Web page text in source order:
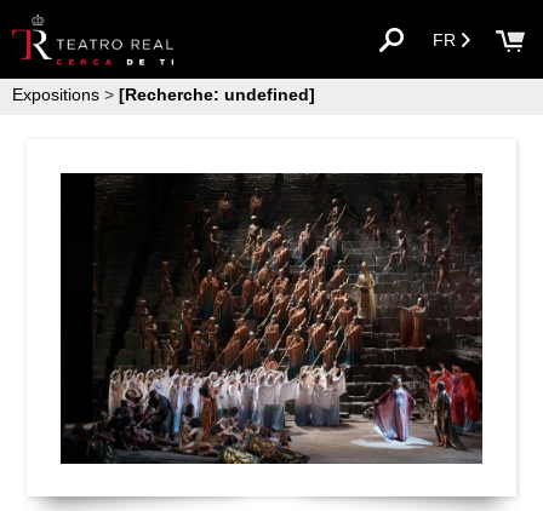
FR
Expositions > [Recherche: undefined]